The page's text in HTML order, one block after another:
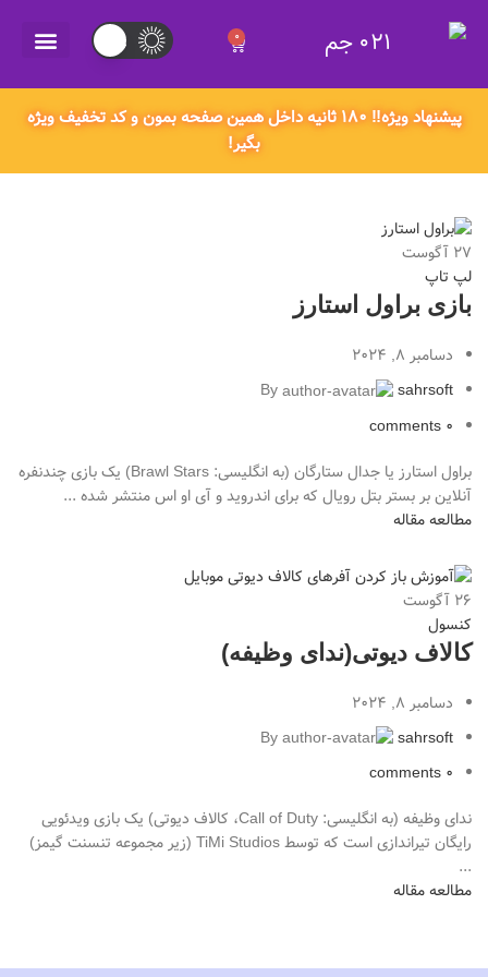
021 جم 0
پیشنهاد ویژه‼️ ۱۸۰ ثانیه داخل همین صفحه بمون و کد تخفیف ویژه
بگیر!
27 آگوست
لپ تاپ
بازی براول استارز
دسامبر 8, 2024
By
sahrsoft
0
comments
براول استارز یا جدال ستارگان (به انگلیسی: Brawl Stars) یک بازی چندنفره
آنلاین بر بستر بتل رویال که برای اندروید و آی او اس منتشر شده ...
مطالعه مقاله
26 آگوست
کنسول
کالاف دیوتی(ندای وظیفه)
دسامبر 8, 2024
By
sahrsoft
0
comments
ندای وظیفه (به انگلیسی: Call of Duty، کالاف دیوتی) یک بازی ویدئویی
رایگان تیراندازی است که توسط TiMi Studios (زیر مجموعه تنسنت گیمز)
...
مطالعه مقاله